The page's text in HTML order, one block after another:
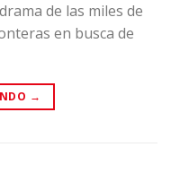
de las miles de
en busca de
→